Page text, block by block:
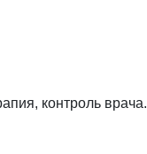
контроль врача.